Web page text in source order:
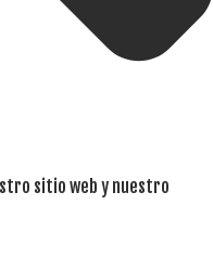
sitio web y nuestro